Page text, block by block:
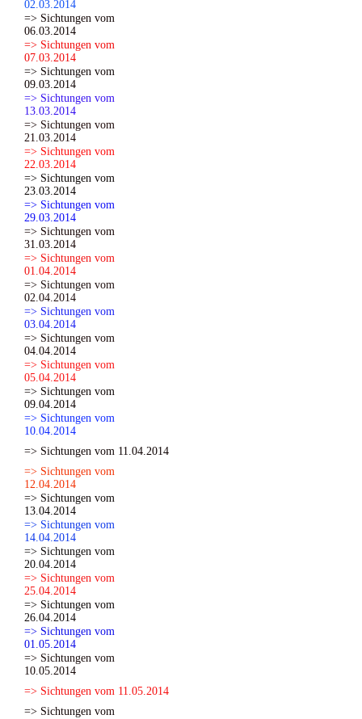
02.03.2014
=> Sichtungen vom
06.03.2014
=> Sichtungen vom
07.03.2014
=> Sichtungen vom
09.03.2014
=> Sichtungen vom
13.03.2014
=> Sichtungen vom
21.03.2014
=> Sichtungen vom
22.03.2014
=> Sichtungen vom
23.03.2014
=> Sichtungen vom
29.03.2014
=> Sichtungen vom
31.03.2014
=> Sichtungen vom
01.04.2014
=> Sichtungen vom
02.04.2014
=> Sichtungen vom
03.04.2014
=> Sichtungen vom
04.04.2014
=> Sichtungen vom
05.04.2014
=> Sichtungen vom
09.04.2014
=> Sichtungen vom
10.04.2014
=> Sichtungen vom 11.04.2014
=> Sichtungen vom
12.04.2014
=> Sichtungen vom
13.04.2014
=> Sichtungen vom
14.04.2014
=> Sichtungen vom
20.04.2014
=> Sichtungen vom
25.04.2014
=> Sichtungen vom
26.04.2014
=> Sichtungen vom
01.05.2014
=> Sichtungen vom
10.05.2014
=> Sichtungen vom 11.05.2014
=> Sichtungen vom